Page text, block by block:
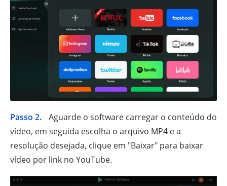
Passo 2.
Aguarde o software carregar o conteúdo do
vídeo, em seguida escolha o arquivo MP4 e a
resolução desejada, clique em "Baixar" para baixar
vídeo por link no YouTube.